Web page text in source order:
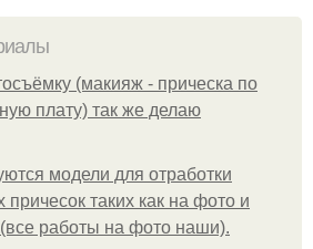
(макияж - прическа по
плату) так же делаю
модели для отработки
таких как на фото и
работы на фото наши).